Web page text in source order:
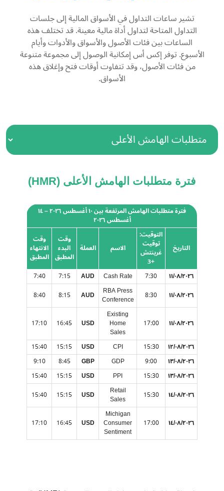
تشير ساعات التداول في الأسواق المالية إلى جلسات
التداول المتاحة لتداول أداة مالية معينة. قد تختلف هذه
الساعات بين فئات الأصول والأسواق والأدوات وأيام
الأسبوع. توفر إكس أس إمكانية الوصول إلى مجموعة متنوعة
من فئات الأصول، وقد تتفاوت أوقات فتح وإغلاق هذه
الأسواق.
فترة متطلبات الهامش الأعلى (HMR)
فترة متطلبات الهامش المرتفعة بين ١٠ أغسطس ٢٠٢٦ – ١٤
أغسطس ٢٠٢٦
التاريخ
التوقيت:
توقيت
غرينتش
+3
الاسم العملة
وقت
البدء
المطبق
وقت
الانتهاء
المطبق
١١/٠٨/٢٠٢٦
7:30
Cash Rate
AUD
7:15
7:40
١١/٠٨/٢٠٢٦
8:30
RBA Press
Conference
AUD
8:15
8:40
١١/٠٨/٢٠٢٦ 17:00
Existing
Home
Sales
USD
16:45
17:10
١٢/٠٨/٢٠٢٦
15:30
CPI
USD
15:15
15:40
١٣/٠٨/٢٠٢٦
9:00
GDP
GBP
8:45
9:10
١٣/٠٨/٢٠٢٦
15:30
PPI
USD
15:15
15:40
١٤/٠٨/٢٠٢٦
15:30
Retail
Sales
USD
15:15
15:40
١٤/٠٨/٢٠٢٦ 17:00
Michigan
Consumer
Sentiment
USD
16:45
17:10